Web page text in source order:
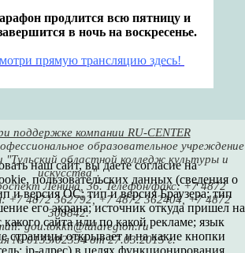
продлится всю пятницу и
в ночь на воскресенье.
прямую трансляцию здесь!
поддержке компании RU-CENTER
образовательное учреждение
"Тульский областной колледж культуры и
искусства".
Ленина, 36. Телефон/факс: +7 4872
+7 4872 362792, +7 4872 362404, +7 4872
308842.
gou.tokkii@tularegion.ru
№ 0133/02334 от 27.03.2015 г.
наш сайт, вы даете согласие на
пользовательских данных (сведения о
и версия ОС; тип и версия Браузера; тип
его экрана; источник откуда пришел на
какого сайта или по какой рекламе; язык
страницы открывает и на какие кнопки
ip-адрес) в целях функционирования